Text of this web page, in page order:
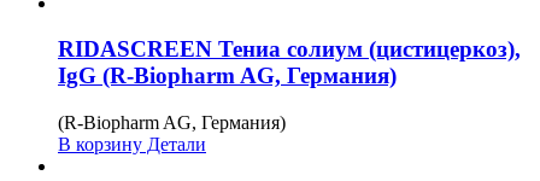
RIDASCREEN Тениа солиум (цистицеркоз),
IgG (R-Biopharm AG, Германия)
(R-Biopharm AG, Германия)
В корзину Детали